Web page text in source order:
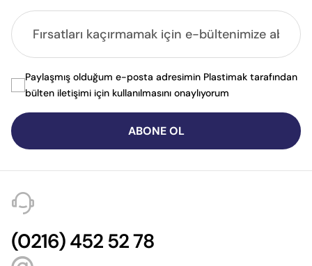
ABONE OL
Paylaşmış olduğum e-posta adresimin Plastimak tarafından
bülten iletişimi için kullanılmasını onaylıyorum
(0216) 452 52 78